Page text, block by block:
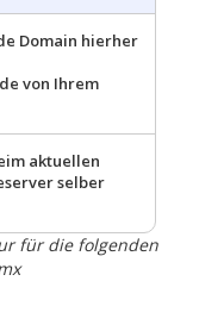
Domain hierher
von Ihrem
aktuellen
selber
für die folgenden